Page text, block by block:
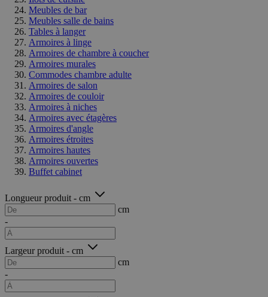
Meubles de bar
Meubles salle de bains
Tables à langer
Armoires à linge
Armoires de chambre à coucher
Armoires murales
Commodes chambre adulte
Armoires de salon
Armoires de couloir
Armoires à niches
Armoires avec étagères
Armoires d'angle
Armoires étroites
Armoires hautes
Armoires ouvertes
Buffet cabinet
Longueur produit - cm
cm
-
Largeur produit - cm
cm
-